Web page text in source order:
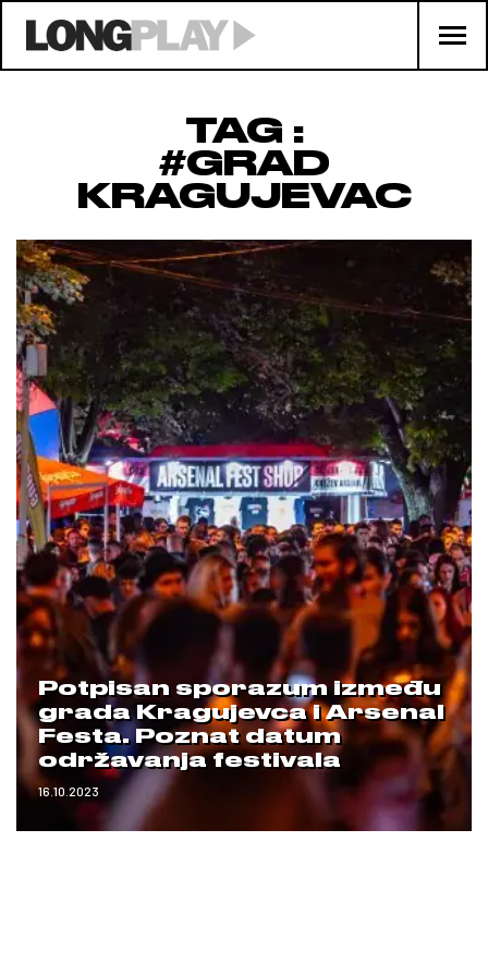
TAG :
#GRAD
KRAGUJEVAC
Potpisan sporazum između
grada Kragujevca i Arsenal
Festa. Poznat datum
održavanja festivala
16.10.2023